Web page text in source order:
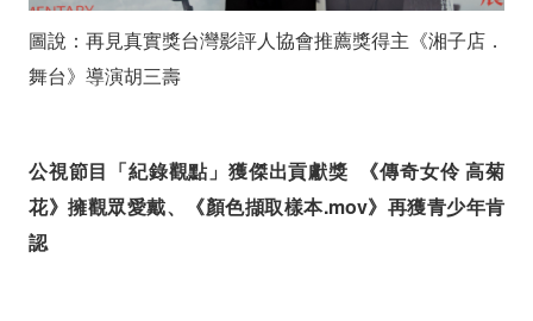
圖說：再見真實獎台灣影評人協會推薦獎得主《湘子店．
舞台》導演胡三壽
公視節目「紀錄觀點」獲傑出貢獻獎 《傳奇女伶 高菊
花》擁觀眾愛戴、《顏色擷取樣本.mov》再獲青少年肯
認